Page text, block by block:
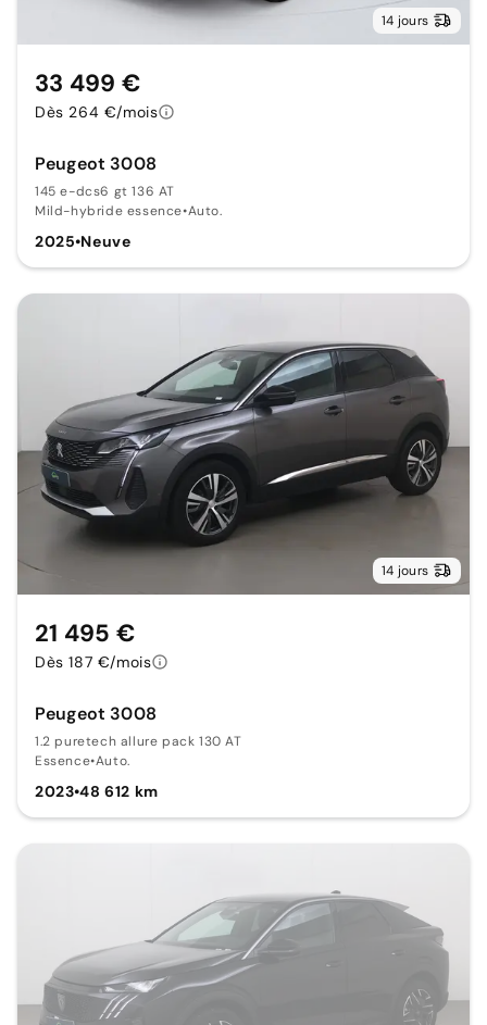
14 jours
Peugeot 3008
145 e-dcs6 gt 136 AT
Mild-hybride essence•Auto.
2025•Neuve
33 499 €
Dès 264 €/mois
14 jours
Peugeot 3008
1.2 puretech allure pack 130 AT
Essence•Auto.
2023•48 612 km
21 495 €
Dès 187 €/mois